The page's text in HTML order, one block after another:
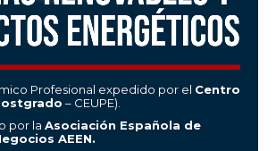
Profesional expedido por el Centro
– CEUPE).
por la Asociación Española de
AEEN.